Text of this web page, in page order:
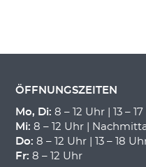
ÖFFNUNGSZEITEN
Mo, Di: 8 – 12 Uhr | 13 –
Mi: 8 – 12 Uhr |
Do: 8 – 12 Uhr | 13 – 18
Fr: 8 – 12 Uhr